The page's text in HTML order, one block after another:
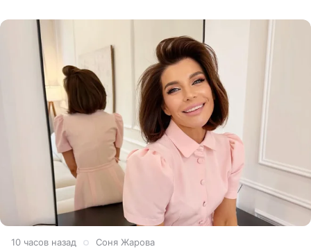
10 часов назад Соня Жарова